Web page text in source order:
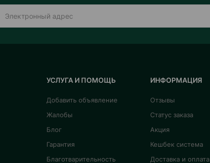
УСЛУГА И ПОМОЩЬ
Добавить объявление
Жалобы
Блог
Гарантия
Благотварительность
ИНФОРМАЦИЯ
Отзывы
Статус заказа
Акция
Кешбек система
Доставка и оплата